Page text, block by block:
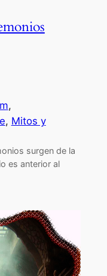
, Mitos y
surgen de la
es anterior al